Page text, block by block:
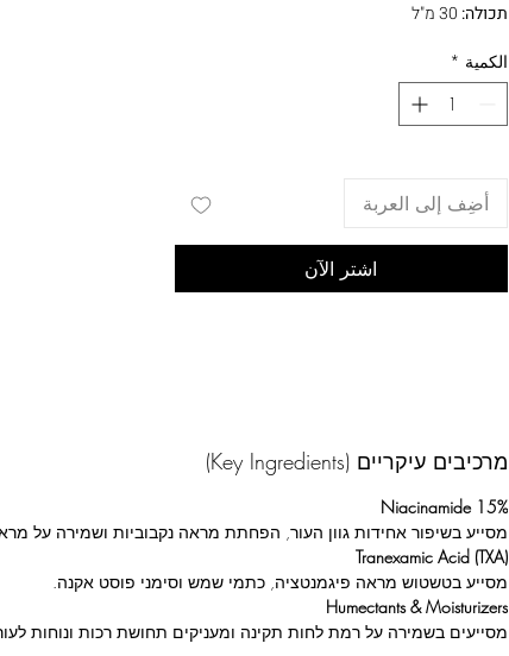
תכולה:
الكمية *
أضِف إلى العربة
اشترِ الآن
מרכיבים עיקריים (Key Ingredients)
Niacinamide 15%
מסייע בשיפור אחידות גוון העור, הפחתת מראה נקבוביות ושמירה על
Tranexamic Acid (TXA)
מסייע בטשטוש מראה פיגמנטציה, כתמי שמש וסימני פוסט אקנה.
Humectants & Moisturizers
מסייעים בשמירה על רמת לחות תקינה ומעניקים תחושת רכות ונוחות